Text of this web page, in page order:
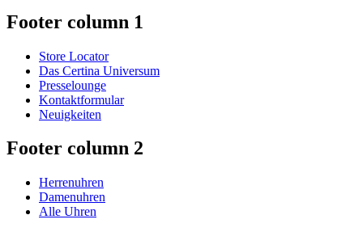
Footer column 1
Store Locator
Das Certina Universum
Presselounge
Kontaktformular
Neuigkeiten
Footer column 2
Herrenuhren
Damenuhren
Alle Uhren